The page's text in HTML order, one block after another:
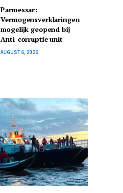
Parmessar:
Vermogensverklaringen
mogelijk geopend bij
Anti-corruptie unit
AUGUST 6, 2026